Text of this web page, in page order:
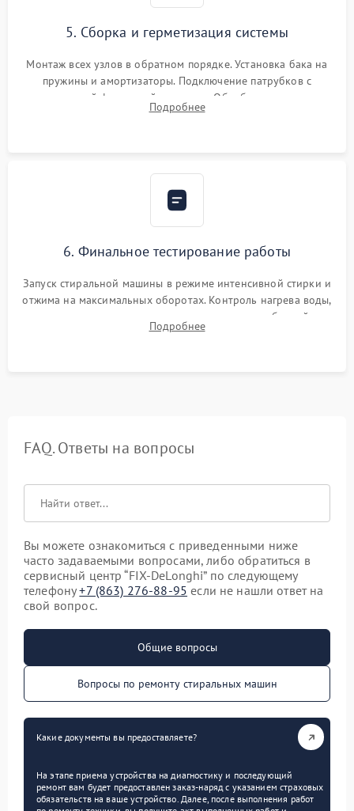
5. Сборка и герметизация системы
Монтаж всех узлов в обратном порядке. Установка бака на
пружины и амортизаторы. Подключение патрубков с
надежной фиксацией хомутами. Обработка стыков
герметиком для предотвращения возможных протечек воды.
Подробнее
6. Финальное тестирование работы
Запуск стиральной машины в режиме интенсивной стирки и
отжима на максимальных оборотах. Контроль нагрева воды,
корректности слива, отсутствия излишних вибраций,
посторонних стуков и протечек под корпусом.
Подробнее
FAQ. Ответы на вопросы
Вы можете ознакомиться с приведенными ниже
часто задаваемыми вопросами, либо обратиться в
сервисный центр “FIX-DeLonghi” по следующему
телефону+7 (863) 276-88-95 если не нашли ответ на
свой вопрос.
Общие вопросы
Вопросы по ремонту стиральных машин
Какие документы вы предоставляете?
На этапе приема устройства на диагностику и последующий
ремонт вам будет предоставлен заказ-наряд с указанием страховых
обязательств на ваше устройство. Далее, после выполнения работ